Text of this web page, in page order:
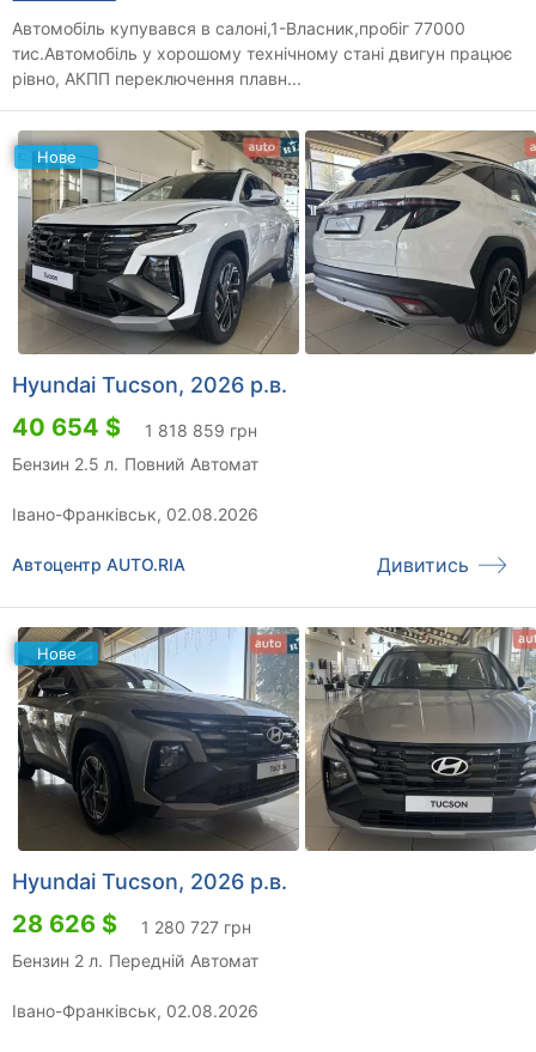
Автомобіль купувався в салоні,1-Власник,пробіг 77000
тис.Автомобіль у хорошому технічному стані двигун працює
рівно, АКПП переключення плавн...
Нове
Hyundai Tucson, 2026 р.в.
40 654 $
1 818 859 грн
Бензин 2.5 л. Повний Автомат
Івано-Франківськ, 02.08.2026
Автоцентр AUTO.RIA Дивитись
Нове
Hyundai Tucson, 2026 р.в.
28 626 $
1 280 727 грн
Бензин 2 л. Передній Автомат
Івано-Франківськ, 02.08.2026